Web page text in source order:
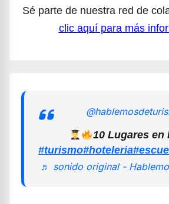
Sé parte de nuestra red de
clic aquí para más
10 Lugares
#turismo#hoteleria
♬ sonido original -